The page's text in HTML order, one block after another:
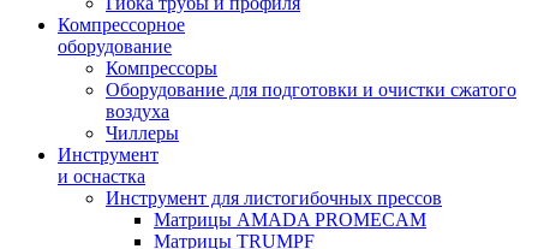
Компрессорное
оборудование
Компрессоры
Оборудование для подготовки и очистки сжатого
воздуха
Чиллеры
Инструмент
и оснастка
Инструмент для листогибочных прессов
Матрицы AMADA PROMECAM
Матрицы TRUMPF